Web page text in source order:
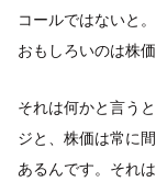
コールではないと
おもしろいのは株
それは何かと言う
ジと、株価は常に
あるんです。それ